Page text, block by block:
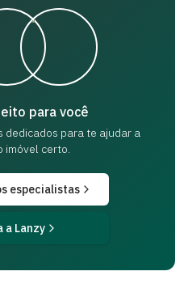
para você
dedicados parate ajudar a
imóvel certo.
especialistas
a Lanzy